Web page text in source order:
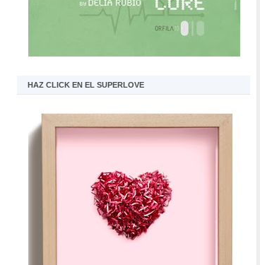
HAZ CLICK EN EL SUPERLOVE